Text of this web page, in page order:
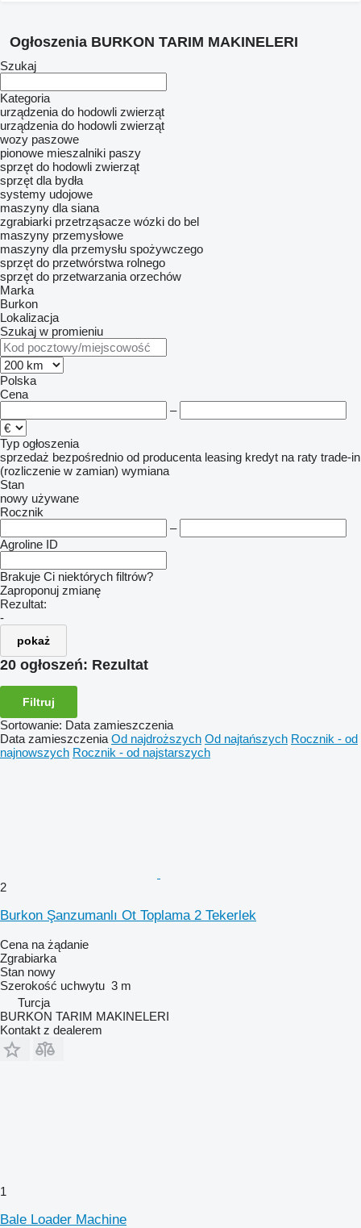
Ogłoszenia BURKON TARIM MAKINELERI
Szukaj
Kategoria
urządzenia do hodowli zwierząt
urządzenia do hodowli zwierząt
wozy paszowe
pionowe mieszalniki paszy
sprzęt do hodowli zwierząt
sprzęt dla bydła
systemy udojowe
maszyny dla siana
zgrabiarki przetrząsacze wózki do bel
maszyny przemysłowe
maszyny dla przemysłu spożywczego
sprzęt do przetwórstwa rolnego
sprzęt do przetwarzania orzechów
Marka
Burkon
Lokalizacja
Szukaj w promieniu
Polska
Cena
–
Typ ogłoszenia
sprzedaż bezpośrednio od producenta leasing kredyt na raty trade-in
(rozliczenie w zamian) wymiana
Stan
nowy używane
Rocznik
–
Agroline ID
Brakuje Ci niektórych filtrów?
Zaproponuj zmianę
Rezultat:
-
pokaż
20 ogłoszeń: Rezultat
Filtruj
Sortowanie: Data zamieszczenia
Data zamieszczenia Od najdroższych Od najtańszych Rocznik - od
najnowszych Rocznik - od najstarszych
2
Burkon Şanzumanlı Ot Toplama 2 Tekerlek
Cena na żądanie
Zgrabiarka
Stan nowy
Szerokość uchwytu 3 m
Turcja
BURKON TARIM MAKINELERI
Kontakt z dealerem
1
Bale Loader Machine